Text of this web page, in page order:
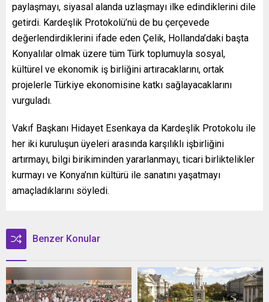
paylaşmayı, siyasal alanda uzlaşmayı ilke edindiklerini dile
getirdi. Kardeşlik Protokolü’nü de bu çerçevede
değerlendirdiklerini ifade eden Çelik, Hollanda’daki başta
Konyalılar olmak üzere tüm Türk toplumuyla sosyal,
kültürel ve ekonomik iş birliğini artıracaklarını, ortak
projelerle Türkiye ekonomisine katkı sağlayacaklarını
vurguladı.
Vakıf Başkanı Hidayet Esenkaya da Kardeşlik Protokolu ile
her iki kuruluşun üyeleri arasında karşılıklı işbirliğini
artırmayı, bilgi birikiminden yararlanmayı, ticari birliktelikler
kurmayı ve Konya’nın kültürü ile sanatını yaşatmayı
amaçladıklarını söyledi.
Benzer Konular